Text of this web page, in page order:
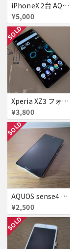
iPhoneX 2台 AQUOSsense5g ジャンク品
¥5,000
SOLD
Xperia XZ3 フォレストグリーン 画面割れ SB△ SIMロック解除済み
¥3,800
SOLD
AQUOS sense4 SH-M15 画面表示不良
¥2,500
SOLD